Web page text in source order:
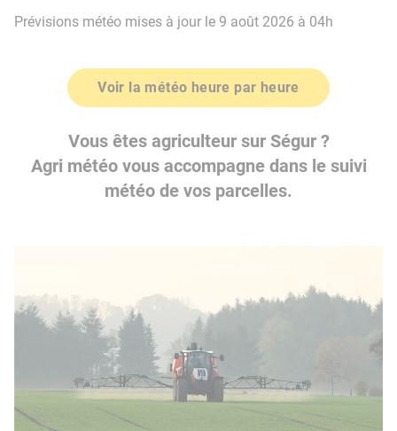
Prévisions météo mises à jour le 9 août 2026 à 04h
Voir la météo heure par heure
Vous êtes agriculteur sur Ségur ?
Agri météo vous accompagne dans le suivi
météo de vos parcelles.